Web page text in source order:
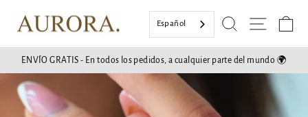
Español Buscar en
Pase
de
diapositivas
ENVÍO GRATIS - En todos los pedidos, a cualquier parte del mundo 🌍